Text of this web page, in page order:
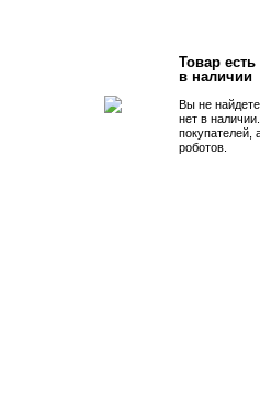
Товар есть
в наличии
Вы не
нет в
покупателей,
роботов.